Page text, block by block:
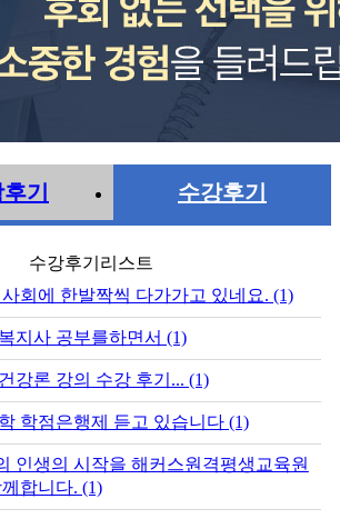
기 수강후기
수강후기리스트
회에 한발짝씩 다가가고 있네요. (1)
지사 공부를하면서 (1)
강론 강의 수강 후기... (1)
학점은행제 듣고 있습니다 (1)
인생의 시작을 해커스원격평생교육원
합니다. (1)